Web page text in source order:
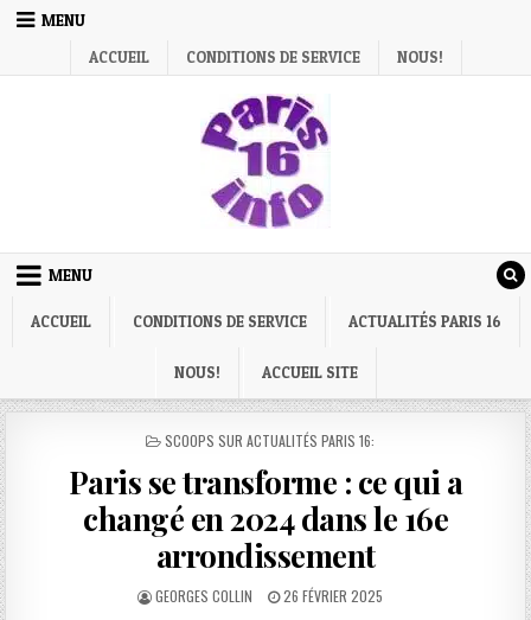
Skip
MENU
ACCUEIL
CONDITIONS DE SERVICE NOUS!
MENU
ACCUEIL CONDITIONS DE SERVICE ACTUALITÉS PARIS 16
NOUS! ACCUEIL SITE
POSTED
SCOOPS SUR ACTUALITÉS PARIS 16:
Paris se transforme : ce qui a
changé en 2024 dans le 16e
arrondissement
AUTHOR:
GEORGES COLLIN
PUBLISHED
26 FÉVRIER 2025